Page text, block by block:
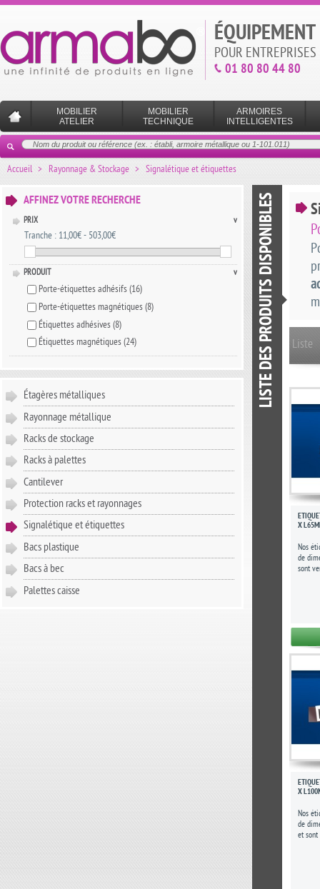
POUR
01 80 80 44 80
MOBILIER
ATELIER
MOBILIER
TECHNIQUE
ARMOIRES
INTELLIGENTES
AFFINEZ VOTRE RECHERCHE
PRIX v
Tranche : 11,00€ - 503,00€
PRODUIT v
Porte-étiquettes adhésifs(16)
Porte-étiquettes magnétiques(8)
Étiquettes adhésives(8)
Étiquettes magnétiques(24)
Étagères métalliques
Rayonnage métallique
Racks de stockage
Racks à palettes
Cantilever
Protection racks et rayonnages
Signalétique et étiquettes
Bacs plastique
Bacs à bec
Palettes caisse
Accueil > Rayonnage & Stockage > Signalétique et étiquettes
LISTE DES PRODUITS DISPONIBLES Liste
X
Nos
de
sont
X
Nos
de
et sont